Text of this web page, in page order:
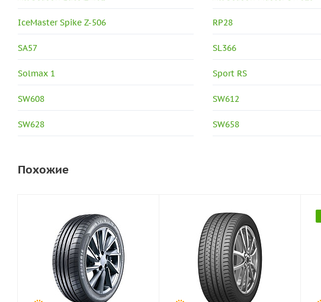
IceMaster Spike Z-506 RP28
SA57 SL366
Solmax 1 Sport RS
SW608 SW612
SW628 SW658
Похожие